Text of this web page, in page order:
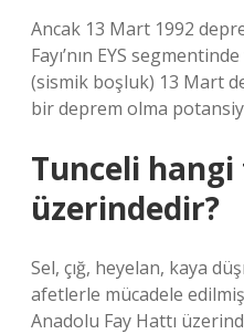
Ancak 13 Mart 1992
Fayı’nın EYS
(sismik boşluk) 13 Mart
bir deprem olma
Tunceli
üzerindedir?
Sel, çığ, heyelan, kaya
afetlerle mücadele
Anadolu Fay Hattı